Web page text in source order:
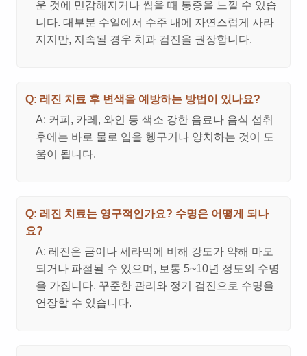
운 것에 민감해지거나 씹을 때 통증을 느낄 수 있습
니다. 대부분 수일에서 수주 내에 자연스럽게 사라
지지만, 지속될 경우 치과 검진을 권장합니다.
Q: 레진 치료 후 변색을 예방하는 방법이 있나요?
A: 커피, 카레, 와인 등 색소 강한 음료나 음식 섭취
후에는 바로 물로 입을 헹구거나 양치하는 것이 도
움이 됩니다.
Q: 레진 치료는 영구적인가요? 수명은 어떻게 되나
요?
A: 레진은 금이나 세라믹에 비해 강도가 약해 마모
되거나 파절될 수 있으며, 보통 5~10년 정도의 수명
을 가집니다. 꾸준한 관리와 정기 검진으로 수명을
연장할 수 있습니다.